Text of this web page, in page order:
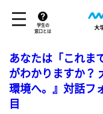
学生の
窓口とは
あなたは「これま
がわかりますか？
環境へ。』対話フ
目